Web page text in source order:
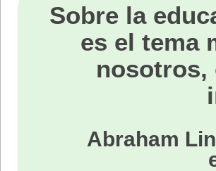
Sobre la
es el tema
nosotros,
Abraham